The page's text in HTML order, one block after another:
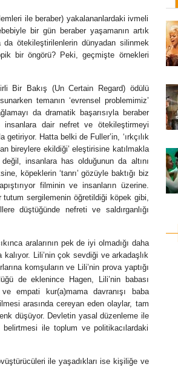
ile beraber) yakalananlardaki ivmeli
bir gün beraber yaşamanın artık
ötekileştirilenlerin dünyadan silinmek
bir öngörü? Peki, geçmişte örnekleri
Bir Bakış (Un Certain Regard) ödülü
temanın ‘evrensel problemimiz’
da dramatik başarısıyla beraber
dair nefret ve ötekileştirmeyi
getiriyor. Hatta belki de Fuller’in, ‘ırkçılık
bireylere ekildiği’ eleştirisine katılmakla
insanlara has olduğunun da altını
köpeklerin ‘tanrı’ gözüyle baktığı biz
filminin ve insanların üzerine.
tutum sergilemenin öğretildiği köpek gibi,
düştüğünde nefreti ve saldırganlığı
aralarının pek de iyi olmadığı daha
Lili’nin çok sevdiği ve arkadaşlık
komşuların ve Lili’nin prova yaptığı
de eklenince Hagen, Lili’nin babası
empati kur(a)mama davranışı baba
arasında cereyan eden olaylar, tam
düşüyor. Devletin yasal düzenleme ile
ile toplum ve politikacılardaki
ile yaşadıkları ise kişiliğe ve